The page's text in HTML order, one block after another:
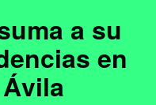
a su
en